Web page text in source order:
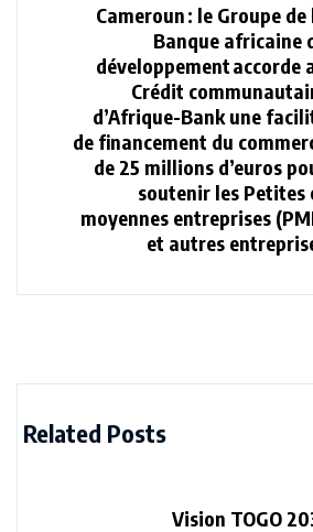
Cameroun : le Groupe de
Banque africaine
développement accorde
Crédit
d’Afrique-Bank une
de financement du
de 25 millions d’euros
soutenir les Petites
moyennes entreprises
et autres
Related Posts
Vision TOGO